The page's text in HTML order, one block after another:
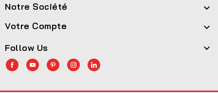
Notre Société 
Votre Compte 
Follow Us 